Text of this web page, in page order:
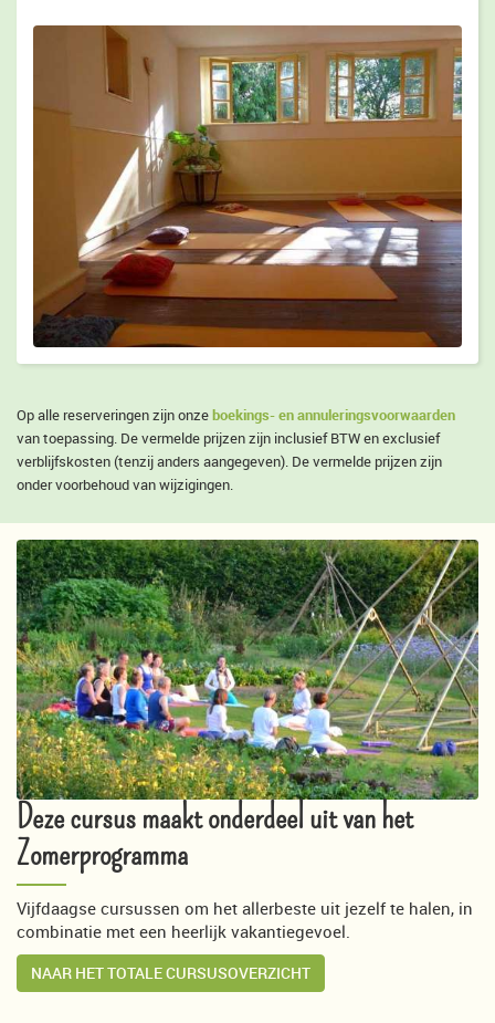
Op alle reserveringen zijn onzeboekings- en annuleringsvoorwaarden
van toepassing. De vermelde prijzen zijn inclusief BTW en exclusief
verblijfskosten (tenzij anders aangegeven). De vermelde prijzen zijn
onder voorbehoud van wijzigingen.
Deze cursus maakt onderdeel uit van het
Zomerprogramma
Vijfdaagse cursussen om het allerbeste uit jezelf te halen, in
combinatie met een heerlijk vakantiegevoel.
NAAR HET TOTALE CURSUSOVERZICHT